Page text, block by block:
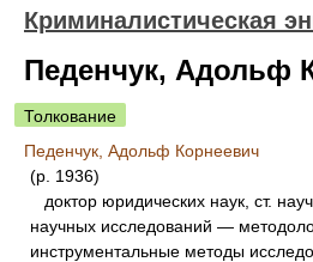
Криминалистическая
Педенчук, Адольф
Толкование
Педенчук, Адольф Корнеевич
(р. 1936)
доктор юридических наук, ст.
научных исследований —
инструментальные методы